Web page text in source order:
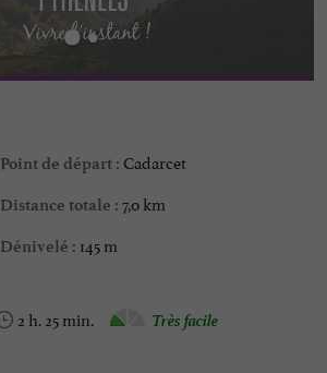
Point de départ : Cadarcet
Distance totale : 7,0 km
Dénivelé : 145 m
2 h. 25 min. Très facile